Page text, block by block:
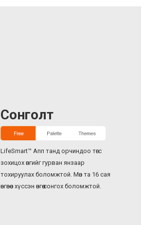
Сонголт
LifeSmart™ Апп танд орчиндоо төгс
зохицох өнгийг гурван янзаар
тохируулах боломжтой. Мөн та 16 сая
өнгөнөөс хүссэн өнгөө сонгох боломжтой.